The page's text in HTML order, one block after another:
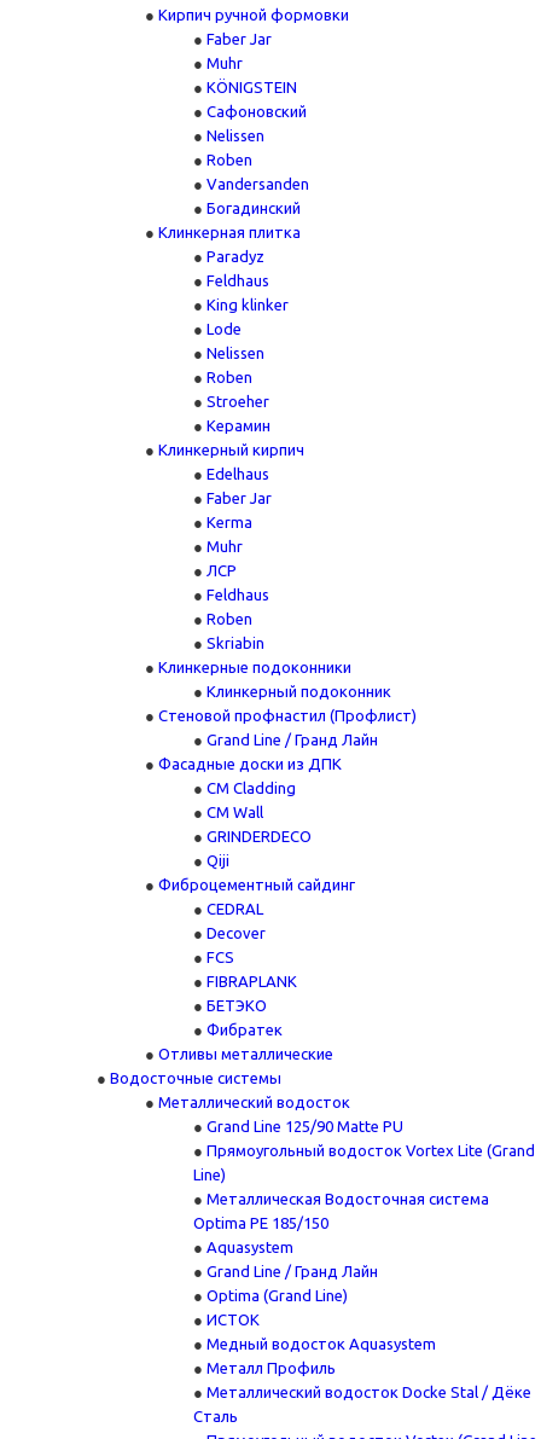
Кирпич ручной формовки
Faber Jar
Muhr
KÖNIGSTEIN
Сафоновский
Nelissen
Roben
Vandersanden
Богадинский
Клинкерная плитка
Paradyz
Feldhaus
King klinker
Lode
Nelissen
Roben
Stroeher
Керамин
Клинкерный кирпич
Edelhaus
Faber Jar
Kerma
Muhr
ЛСР
Feldhaus
Roben
Skriabin
Клинкерные подоконники
Клинкерный подоконник
Стеновой профнастил (Профлист)
Grand Line / Гранд Лайн
Фасадные доски из ДПК
CM Cladding
CM Wall
GRINDERDECO
Qiji
Фиброцементный сайдинг
CEDRAL
Decover
FCS
FIBRAPLANK
БЕТЭКО
Фибратек
Отливы металлические
Водосточные системы
Металлический водосток
Grand Line 125/90 Matte PU
Прямоугольный водосток Vortex Lite (Grand
Line)
Металлическая Водосточная система
Optima PE 185/150
Aquasystem
Grand Line / Гранд Лайн
Optima (Grand Line)
ИСТОК
Медный водосток Aquasystem
Металл Профиль
Металлический водосток Docke Stal / Дёке
Сталь